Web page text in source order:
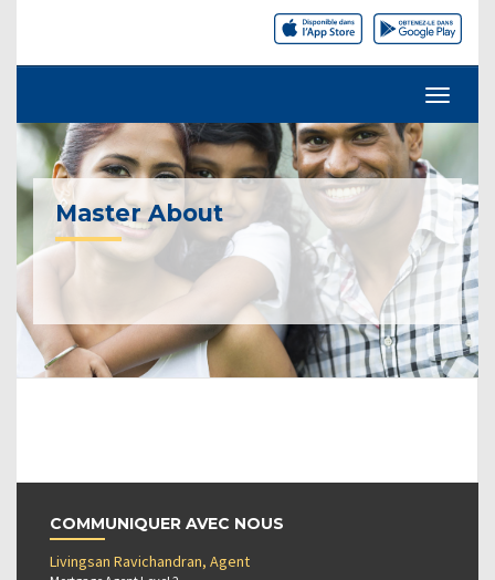
Master About
COMMUNIQUER AVEC NOUS
Livingsan Ravichandran, Agent